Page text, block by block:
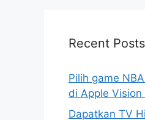
Recent Posts
Pilih game
di Apple Vision
Dapatkan TV